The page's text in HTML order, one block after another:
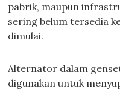
pabrik, maupun
sering belum tersedia
dimulai.
Alternator dalam
digunakan untuk